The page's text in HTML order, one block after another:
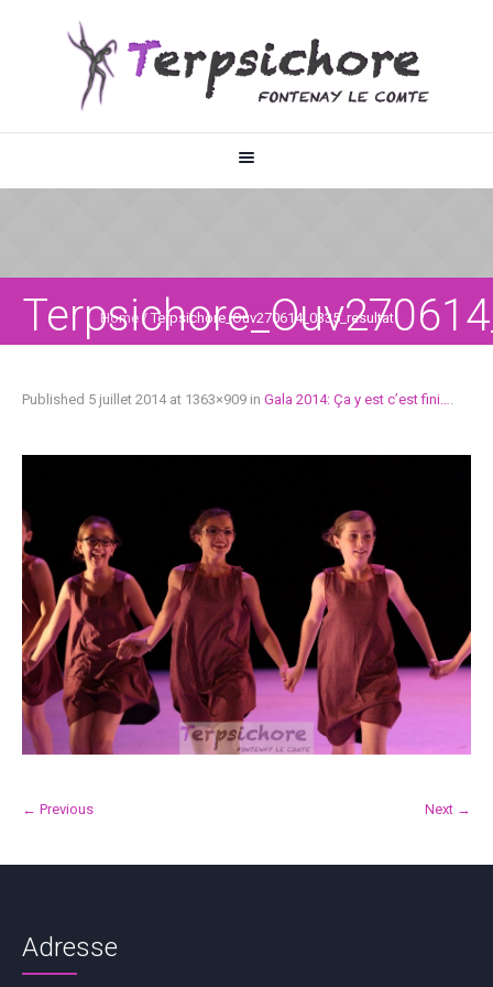
Home /Terpsichore_Ouv270614_0335_resultat
Published 5 juillet 2014at 1363×909 in Gala 2014: Ça y est c’est fini….
← Previous Next →
Adresse